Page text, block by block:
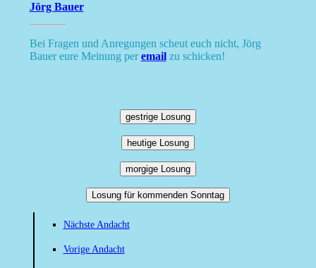
Jörg Bauer
Bei Fragen und Anregungen scheut euch nicht, Jörg
Bauer eure Meinung peremailzu schicken!
gestrige Losung
heutige Losung
morgige Losung
Losung für kommenden Sonntag
Nächste Andacht
Vorige Andacht